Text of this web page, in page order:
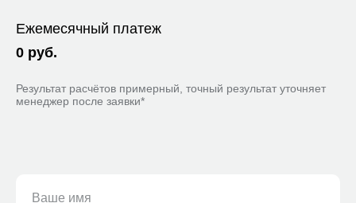
Ежемесячный платеж
0 руб.
Результат расчётов примерный, точный результат уточняет
менеджер после заявки*